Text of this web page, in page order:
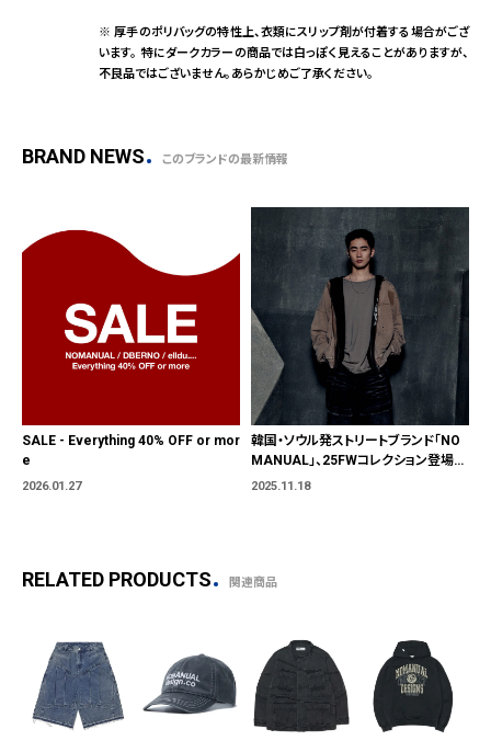
※ 厚手のポリバッグの特性上、衣類にスリップ剤が付着する場合がござ
います。 特にダークカラーの商品では白っぽく見えることがありますが、
不良品ではございません。あらかじめご了承ください。
BRAND NEWS このブランドの最新情報
SALE - Everything 40% OFF or mor
e
2026.01.27
韓国・ソウル発ストリートブランド「NO
MANUAL」、25FWコレクション登場11
月21日(金)より発売開始
2025.11.18
RELATED PRODUCTS 関連商品